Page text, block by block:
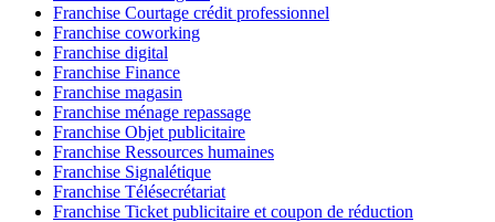
Franchise Courtage crédit professionnel
Franchise coworking
Franchise digital
Franchise Finance
Franchise magasin
Franchise ménage repassage
Franchise Objet publicitaire
Franchise Ressources humaines
Franchise Signalétique
Franchise Télésecrétariat
Franchise Ticket publicitaire et coupon de réduction